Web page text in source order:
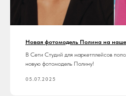
Новая фотомодель Полина на
В Сети Студий для маркетплейсов
новую фотомодель Полину!
05.07.2025